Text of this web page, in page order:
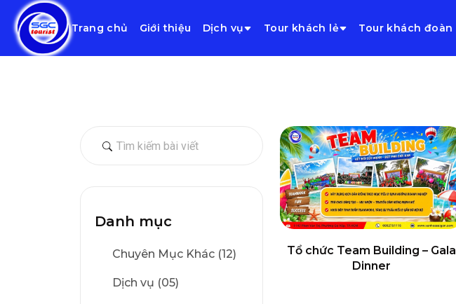
Trang chủ Giới thiệu Dịch vụ Tour khách lẻ Tour khách đoàn
Danh mục
Chuyên Mục Khác (12)
Dịch vụ (05)
Tổ chức Team Building – Gala
Dinner